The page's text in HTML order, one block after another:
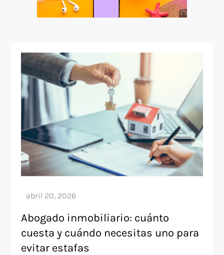
Abogado inmobiliario: cuánto
cuesta y cuándo necesitas uno para
evitar estafas